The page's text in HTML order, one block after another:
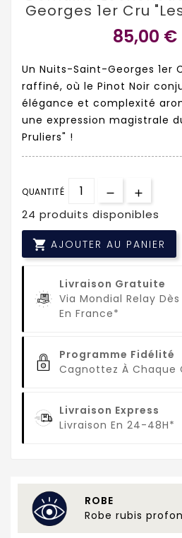
Georges 1er Cru
85,00 €
Un Nuits-Saint-Georges 1er
raffiné, où le Pinot Noir
élégance et complexité
une expression magistrale
Pruliers" !
QUANTITÉ
24 produits disponibles
 AJOUTER AU PANIER
Livraison Gratuite
Via Mondial Relay
En France*
Programme Fidélité
Cagnottez À Chaque
Livraison Express
Livraison En 24-48H*
ROBE
Robe rubis